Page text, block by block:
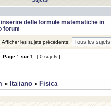
inserire delle formule matematiche in
forum
Afficher les sujets précédents:
Page 1 sur 1 [ 0 sujets ]
» Italiano » Fisica